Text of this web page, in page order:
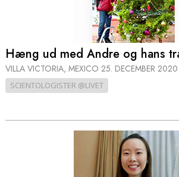
Hæng ud med Andre og hans
VILLA VICTORIA, MEXICO 25. DECEMBER 2020
SCIENTOLOGISTER @LIVET